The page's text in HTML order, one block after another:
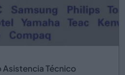
Asistencia Técnico